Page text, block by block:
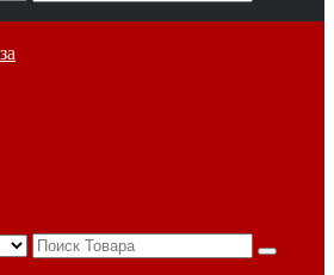
for:
Search
for: